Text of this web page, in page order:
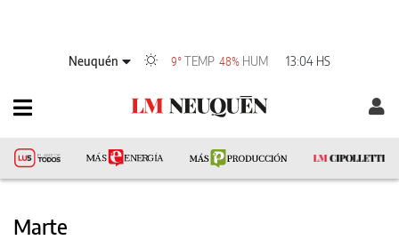
Neuquén 9°TEMP 48% HUM 13:04 HS
Marte